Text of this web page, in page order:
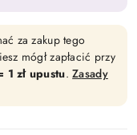
za zakup tego
mógł zapłacić przy
1 zł upustu.Zasady